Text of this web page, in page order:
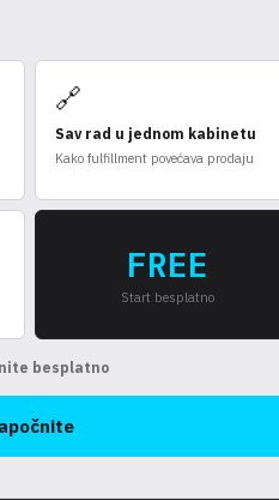
🔗
Sav rad u jednom kabinetu
Kako fulfillment povećava prodaju
FREE
Start besplatno
besplatno